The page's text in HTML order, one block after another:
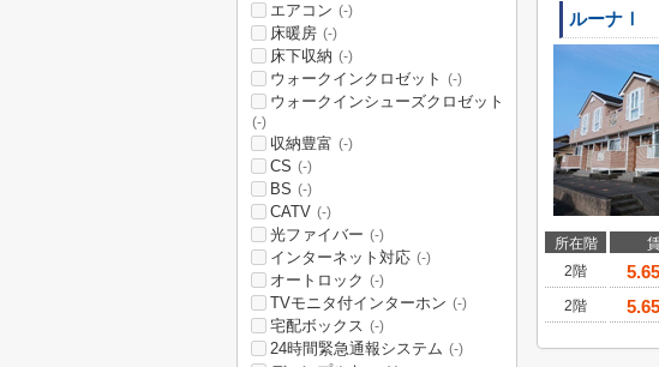
ルーナⅠ
所在階
2階
5.65
2階
5.65
エアコン (-)
床暖房 (-)
床下収納 (-)
ウォークインクロゼット (-)
ウォークインシューズクロゼット
(-)
収納豊富 (-)
CS (-)
BS (-)
CATV (-)
光ファイバー (-)
インターネット対応 (-)
オートロック (-)
TVモニタ付インターホン (-)
宅配ボックス (-)
24時間緊急通報システム (-)